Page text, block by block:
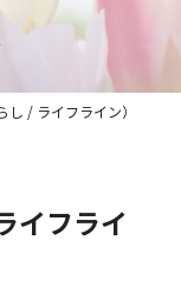
し / ライフライン）
イフライ